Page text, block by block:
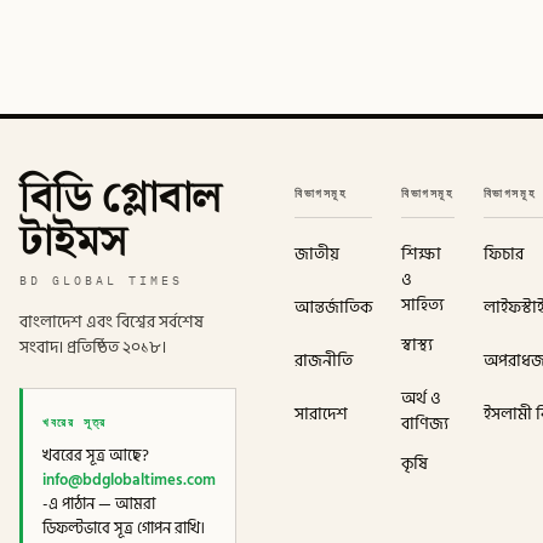
বিডি গ্লোবাল
টাইমস
BD GLOBAL TIMES
বাংলাদেশ এবং বিশ্বের সর্বশেষ
সংবাদ। প্রতিষ্ঠিত ২০১৮।
খবরের সূত্র
খবরের সূত্র আছে?
info@bdglobaltimes.com
-এ পাঠান — আমরা
ডিফল্টভাবে সূত্র গোপন রাখি।
বিভাগসমূহ
জাতীয়
আন্তর্জাতিক
রাজনীতি
সারাদেশ
বিভাগসমূহ
শিক্ষা
ও
সাহিত্য
স্বাস্থ্য
অর্থ ও
বাণিজ্য
কৃষি
বিভাগসমূহ
ফিচার
ইসলামী